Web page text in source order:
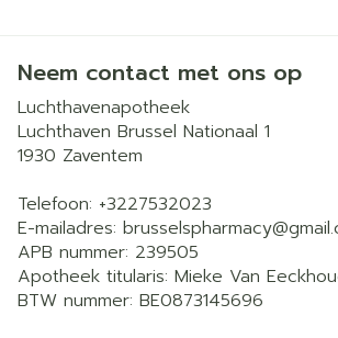
Neem contact met ons op
Luchthavenapotheek
Luchthaven Brussel Nationaal 1
1930 Zaventem
Telefoon: +3227532023
E-mailadres: brusselspharmacy@
APB nummer: 239505
Apotheek titularis: Mieke Van
BTW nummer: BE0873145696